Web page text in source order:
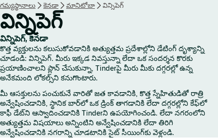
r
గమ్యస్థానాలు కెనడా మానిటోబా విన్నిపెగ్
విన్నిపెగ్
విన్నిపెగ్, కెనడా
కొత్త వ్యక్తులను కలుసుకోవడానికి అత్యుత్తమ ప్రదేశాల్లోని డేటింగ్ దృశ్యాన్ని
చూడండి: విన్నిపెగ్. మీరు ఇక్కడ నివస్తున్నా లేదా ఒక సందర్శన కొరకు
ప్రయాణించాలని ప్లాన్ చేసుకున్నా, Tinderపై మీరు మీకు దగ్గరల్లో ఉన్న
అనేకమంది లోకల్స్‌ని కనుగొంటారు.
మీ ఆసక్తులను పంచుకునే వారితో జత కావడానికి, కొత్త స్నేహితుడితో రాత్రి
అన్వేషించడానికి, స్థానిక బార్‌లో ఒక డ్రింక్ తాగడానికి లేదా దగ్గరల్లోని కేఫ్‌లో
కాఫీ డేట్‌ని ఆస్వాదించడానికి Tinderని ఉపయోగించండి. లేదా నగరంలోని
అత్యుత్తమ విషయాలు అన్నింటిని అన్వేషించడానికి లేదా తిరిగి
అన్వేషించడానికి నగరాన్ని చూడటానికి సైట్ సీయింగ్‌కు వెళ్లండి.